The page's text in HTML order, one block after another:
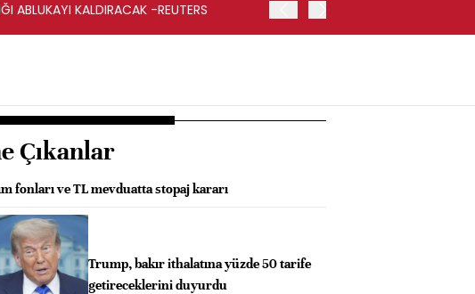
ABLUKAYI KALDIRACAK -REUTERS
Çıkanlar
fonları ve TL mevduatta stopaj kararı
Trump, bakır ithalatına yüzde 50 tarife
getireceklerini duyurdu